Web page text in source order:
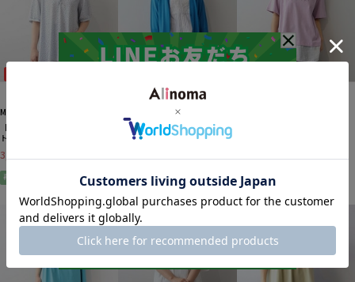
MB mint breeze
【接触冷感】フリルネックドッ
ト柄ブラウス
3,850円
再入荷
MB mint breeze
【タイムセール】【UVカット/接
触冷感】Vネックニットカーディ
ミントブリーズ
再入荷